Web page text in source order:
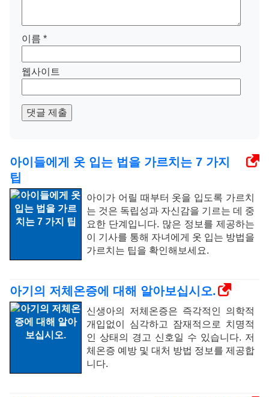
이름 *
웹사이트
댓글 제출
아이들에게 옷 입는 법을 가르치는 7 가지
팁
아이가 어릴 때부터 옷을 입도록 가르치
는 것은 독립성과 자신감을 기르는 데 중
요한 단계입니다. 많은 정보를 제공하는
이 기사를 통해 자녀에게 옷 입는 방법을
가르치는 팁을 확인해보세요.
아기의 저체온증에 대해 알아보십시오.
신생아의 저체온증은 즉각적인 의학적
개입없이 심각하고 잠재적으로 치명적
인 상태의 경고 신호일 수 있습니다. 저
체온증 예방 및 대처 방법 정보를 제공합
니다.